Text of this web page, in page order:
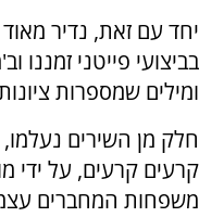
יחד עם זאת, נדיר
בביצועי פייטני זמננו
ומילים שמספרות
חלק מן השירים
קרעים קרעים, על ידי
משפחות המחברים